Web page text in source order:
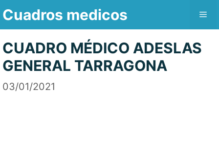
Saltar
contenido
Cuadros medicos
CUADRO MÉDICO ADESLAS
GENERAL TARRAGONA
03/01/2021